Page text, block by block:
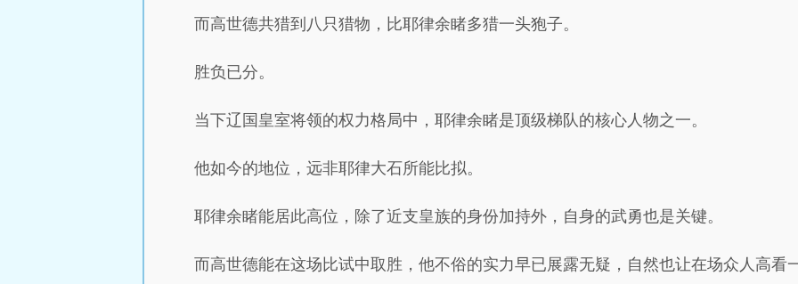
而高世德共猎到八只猎物，比耶律余睹多猎一头狍子。
胜负已分。
当下辽国皇室将领的权力格局中，耶律余睹是顶级梯队的核心人物之一。
他如今的地位，远非耶律大石所能比拟。
耶律余睹能居此高位，除了近支皇族的身份加持外，自身的武勇也是关键。
而高世德能在这场比试中取胜，他不俗的实力早已展露无疑，自然也让在场众人高看